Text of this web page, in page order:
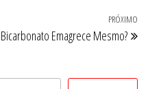
PRÓXIMO
Bicarbonato Emagrece Mesmo?